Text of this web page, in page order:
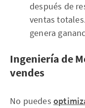
después de
ventas
genera
Ingeniería de
vendes
No puedes